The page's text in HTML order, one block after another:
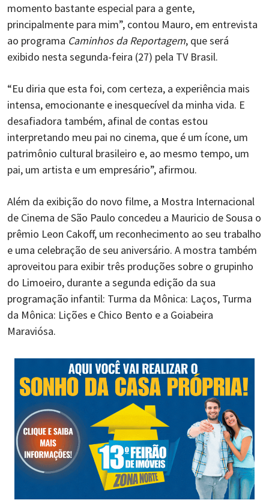
momento bastante especial para a gente,
principalmente para mim”, contou Mauro, em entrevista
ao programa Caminhos da Reportagem, que será
exibido nesta segunda-feira (27) pela TV Brasil.
“Eu diria que esta foi, com certeza, a experiência mais
intensa, emocionante e inesquecível da minha vida. E
desafiadora também, afinal de contas estou
interpretando meu pai no cinema, que é um ícone, um
patrimônio cultural brasileiro e, ao mesmo tempo, um
pai, um artista e um empresário”, afirmou.
Além da exibição do novo filme, a Mostra Internacional
de Cinema de São Paulo concedeu a Mauricio de Sousa o
prêmio Leon Cakoff, um reconhecimento ao seu trabalho
e uma celebração de seu aniversário. A mostra também
aproveitou para exibir três produções sobre o grupinho
do Limoeiro, durante a segunda edição da sua
programação infantil: Turma da Mônica: Laços, Turma
da Mônica: Lições e Chico Bento e a Goiabeira
Maraviósa.